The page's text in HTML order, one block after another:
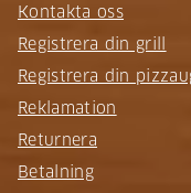
Kontakta oss
Registrera din grill
Registrera din
Reklamation
Returnera
Betalning